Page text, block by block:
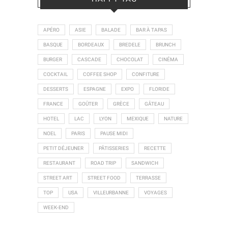
APÉRO ASIE BALADE BAR À TAPAS
BASQUE BORDEAUX BREDELE BRUNCH
BURGER CASCADE CHOCOLAT CINÉMA
COCKTAIL COFFEE SHOP CONFITURE
DESSERTS ESPAGNE EXPO FLORIDE
FRANCE GOÛTER GRÈCE GÂTEAU
HOTEL LAC LYON MEXIQUE NATURE
NOEL PARIS PAUSE MIDI
PETIT DÉJEUNER PÂTISSERIES RECETTE
RESTAURANT ROAD TRIP SANDWICH
STREET ART STREET FOOD TERRASSE
TOP USA VILLEURBANNE VOYAGES
WEEK-END